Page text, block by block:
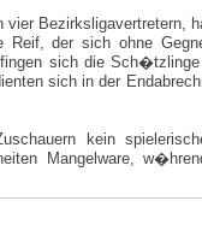
vier Bezirksligavertretern,
Reif, der sich ohne
sich die
sich in der
kein
Mangelware,